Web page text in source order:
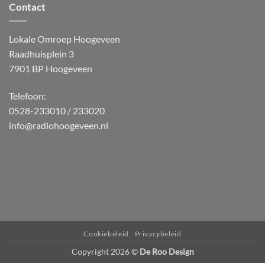
Contact
Lokale Omroep Hoogeveen
Raadhuisplein 3
7901 BP Hoogeveen
Telefoon:
0528-233010 / 233020
info@radiohoogeveen.nl
Cookiebeleid Privacybeleid
Copyright 2026 © De Roo Design